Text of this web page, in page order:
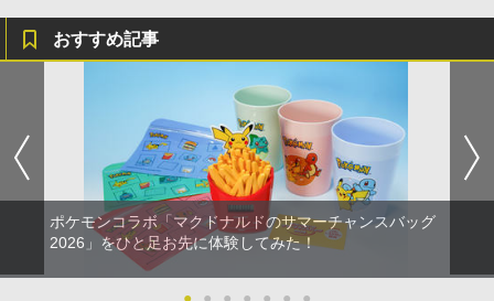
おすすめ記事
ポケモンコラボ「マクドナルドのサマーチャンスバッグ
2026」をひと足お先に体験してみた！
● ● ● ● ● ● ●